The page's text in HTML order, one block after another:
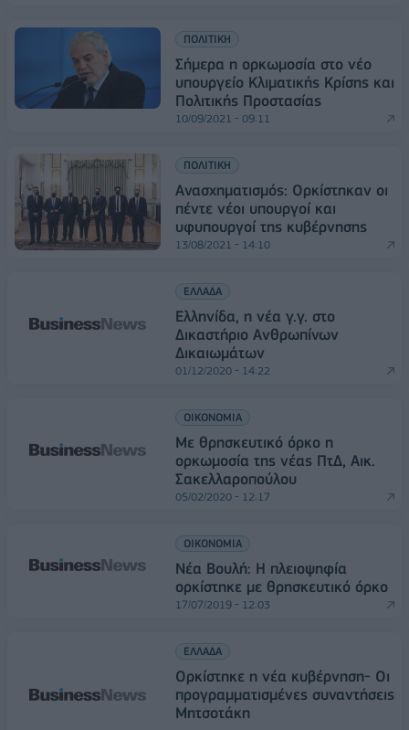
ΠΟΛΙΤΙΚΗ
Σήμερα η ορκωμοσία στο νέο
υπουργείο Κλιματικής Κρίσης και
Πολιτικής Προστασίας
10/09/2021 - 09:11
ΠΟΛΙΤΙΚΗ
Ανασχηματισμός: Ορκίστηκαν οι
πέντε νέοι υπουργοί και
υφυπουργοί της κυβέρνησης
13/08/2021 - 14:10
ΕΛΛΑΔΑ
Ελληνίδα, η νέα γ.γ. στο
Δικαστήριο Ανθρωπίνων
Δικαιωμάτων
01/12/2020 - 14:22
ΟΙΚΟΝΟΜΙΑ
Με θρησκευτικό όρκο η
ορκωμοσία της νέας ΠτΔ, Αικ.
Σακελλαροπούλου
05/02/2020 - 12:17
ΟΙΚΟΝΟΜΙΑ
Νέα Βουλή: Η πλειοψηφία
ορκίστηκε με θρησκευτικό όρκο
17/07/2019 - 12:03
ΕΛΛΑΔΑ
Ορκίστηκε η νέα κυβέρνηση- Οι
προγραμματισμένες συναντήσεις
Μητσοτάκη